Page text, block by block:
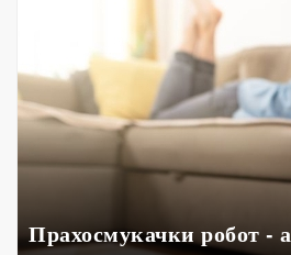
Прахосмукачки робот -